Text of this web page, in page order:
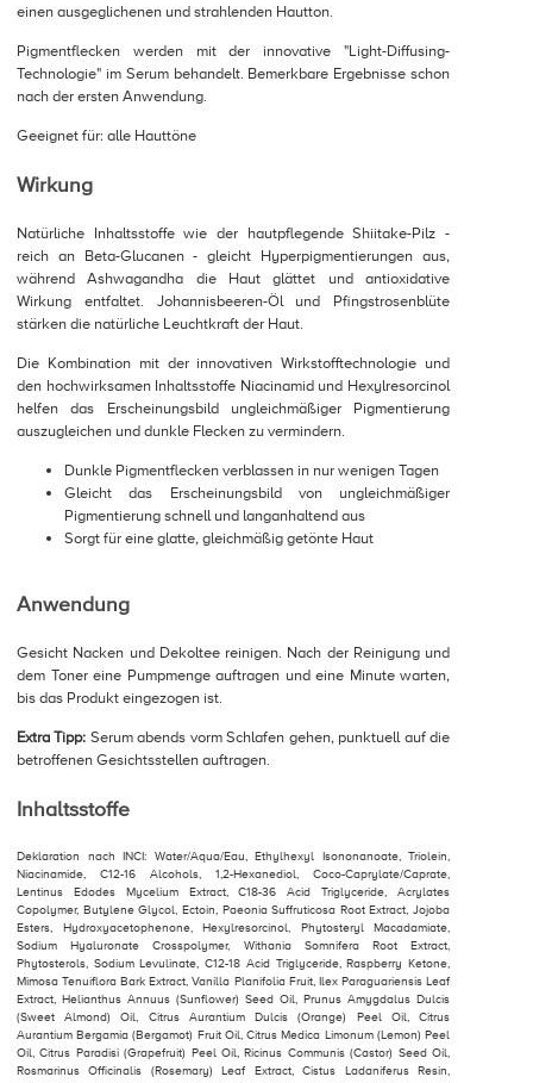
einen ausgeglichenen und strahlenden Hautton.
Pigmentflecken werden mit der innovative "Light-Diffusing-
Technologie" im Serum behandelt. Bemerkbare Ergebnisse schon
nach der ersten Anwendung.
Geeignet für: alle Hauttöne
Wirkung
Natürliche Inhaltsstoffe wie der hautpflegende Shiitake-Pilz -
reich an Beta-Glucanen - gleicht Hyperpigmentierungen aus,
während Ashwagandha die Haut glättet und antioxidative
Wirkung entfaltet. Johannisbeeren-Öl und Pfingstrosenblüte
stärken die natürliche Leuchtkraft der Haut.
Die Kombination mit der innovativen Wirkstofftechnologie und
den hochwirksamen Inhaltsstoffe Niacinamid und Hexylresorcinol
helfen das Erscheinungsbild ungleichmäßiger Pigmentierung
auszugleichen und dunkle Flecken zu vermindern.
Dunkle Pigmentflecken verblassen in nur wenigen Tagen
Gleicht das Erscheinungsbild von ungleichmäßiger
Pigmentierung schnell und langanhaltend aus
Sorgt für eine glatte, gleichmäßig getönte Haut
Anwendung
Gesicht Nacken und Dekoltee reinigen. Nach der Reinigung und
dem Toner eine Pumpmenge auftragen und eine Minute warten,
bis das Produkt eingezogen ist.
Extra Tipp: Serum abends vorm Schlafen gehen, punktuell auf die
betroffenen Gesichtsstellen auftragen.
Inhaltsstoffe
Deklaration nach INCI: Water/Aqua/Eau, Ethylhexyl Isononanoate, Triolein,
Niacinamide, C12-16 Alcohols, 1,2-Hexanediol, Coco-Caprylate/Caprate,
Lentinus Edodes Mycelium Extract, C18-36 Acid Triglyceride, Acrylates
Copolymer, Butylene Glycol, Ectoin, Paeonia Suffruticosa Root Extract, Jojoba
Esters, Hydroxyacetophenone, Hexylresorcinol, Phytosteryl Macadamiate,
Sodium Hyaluronate Crosspolymer, Withania Somnifera Root Extract,
Phytosterols, Sodium Levulinate, C12-18 Acid Triglyceride, Raspberry Ketone,
Mimosa Tenuiflora Bark Extract, Vanilla Planifolia Fruit, Ilex Paraguariensis Leaf
Extract, Helianthus Annuus (Sunflower) Seed Oil, Prunus Amygdalus Dulcis
(Sweet Almond) Oil, Citrus Aurantium Dulcis (Orange) Peel Oil, Citrus
Aurantium Bergamia (Bergamot) Fruit Oil, Citrus Medica Limonum (Lemon) Peel
Oil, Citrus Paradisi (Grapefruit) Peel Oil, Ricinus Communis (Castor) Seed Oil,
Rosmarinus Officinalis (Rosemary) Leaf Extract, Cistus Ladaniferus Resin,